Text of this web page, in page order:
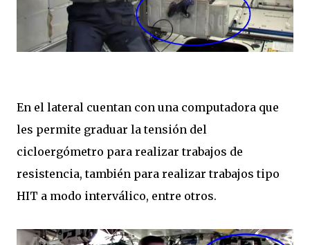
En el lateral cuentan con una computadora que
les permite graduar la tensión del
cicloergómetro para realizar trabajos de
resistencia, también para realizar trabajos tipo
HIT a modo interválico, entre otros.